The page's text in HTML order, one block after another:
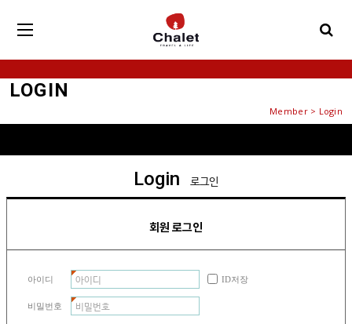
LOGIN
Member > Login
Login 로그인
회원 로그인
아이디 ID저장
비밀번호